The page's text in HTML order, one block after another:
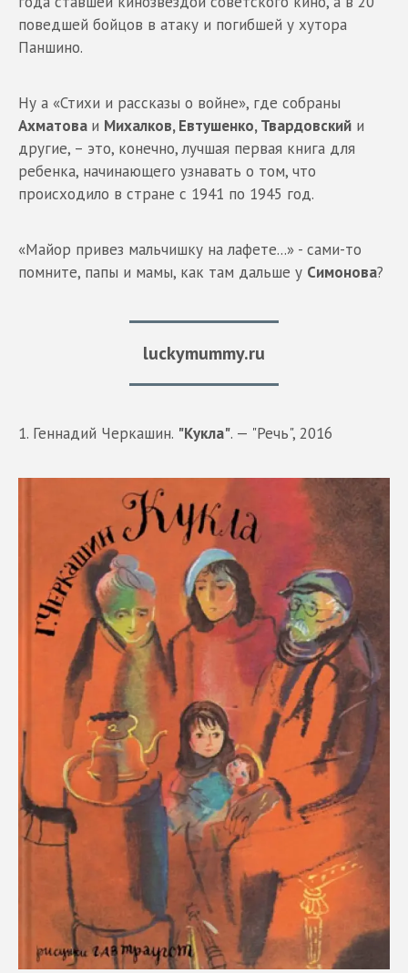
поведшей бойцов в атаку и погибшей у хутора
Паншино.
Ну а «Стихи и рассказы о войне», где собраны
Ахматова и Михалков, Евтушенко, Твардовский и
другие, – это, конечно, лучшая первая книга для
ребенка, начинающего узнавать о том, что
происходило в стране с 1941 по 1945 год.
«Майор привез мальчишку на лафете...» - сами-то
помните, папы и мамы, как там дальше у Симонова?
luckymummy.ru
1. Геннадий Черкашин. "Кукла". — "Речь", 2016